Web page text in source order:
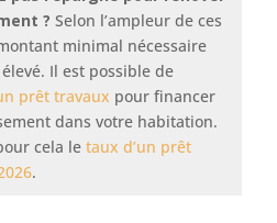
? Selon l’ampleur de ces
minimal nécessaire
Il est possible de
prêt travaux pour financer
dans votre habitation.
cela letaux d’un prêt
.